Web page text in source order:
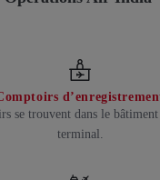
se trouvent dans le
terminal.